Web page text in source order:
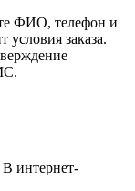
ФИО, телефон и
заказа.
интернет-